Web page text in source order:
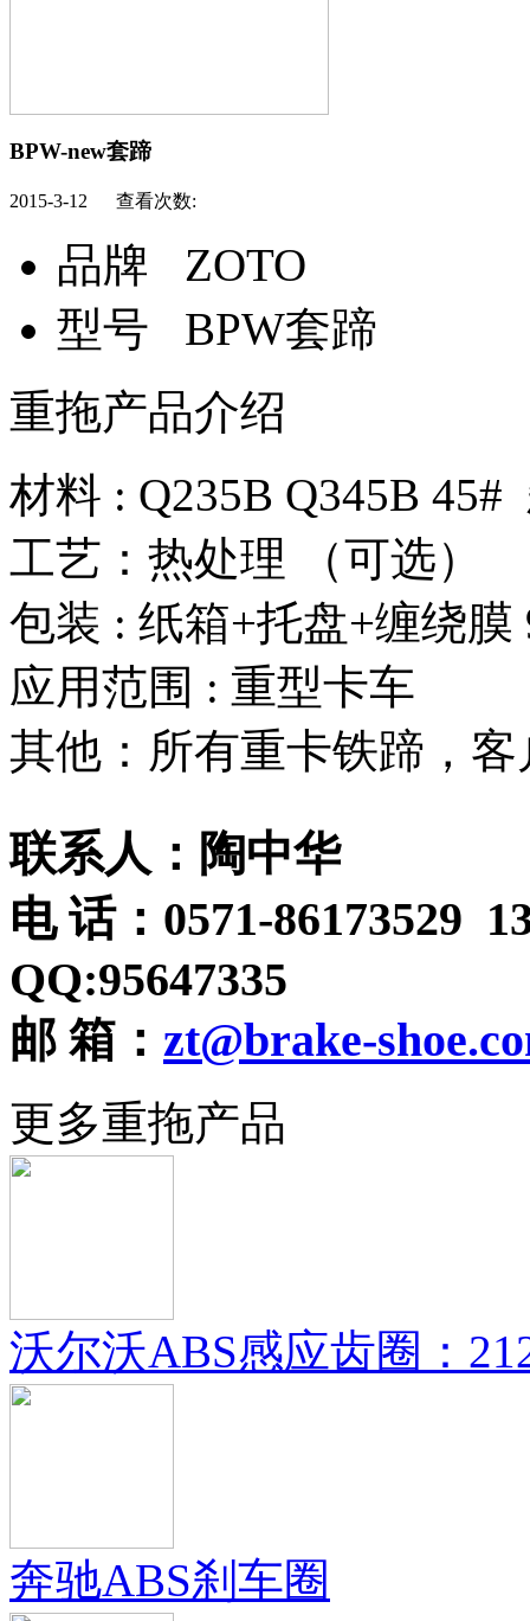
BPW-new套蹄
2015-3-12 查看次数:
品牌 ZOTO
型号 BPW套蹄
重拖产品介绍
材料 : Q235B Q345B
工艺：热处理 （可选）
包装 : 纸箱+托盘+缠绕
应用范围 :
其他：所有重卡铁蹄，
联系人：陶中华
电 话：0571-86173529
QQ:95647335
邮 箱： zt@brake-
更多重拖产品
沃尔沃ABS感应齿圈：
奔驰ABS刹车圈